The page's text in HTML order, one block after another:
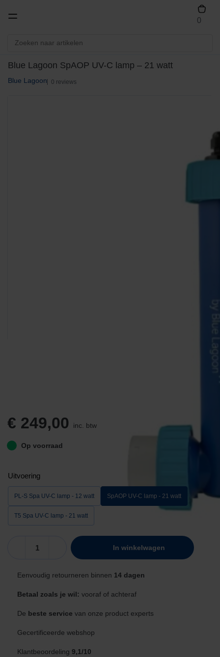
0
Blue Lagoon SpAOP UV-C lamp – 21 watt
Blue Lagoon 0 reviews
€ 249,00 inc. btw
Op voorraad
Uitvoering
PL-S Spa UV-C lamp - 12 watt SpAOP UV-C lamp - 21 watt
T5 Spa UV-C lamp - 21 watt
Lagoon
UV-
-
watt
aantal
In winkelwagen
Eenvoudig retourneren binnen 14 dagen
Betaal zoals je wil: vooraf of achteraf
De beste service van onze product experts
Gecertificeerde webshop
Klantbeoordeling 9,1/10